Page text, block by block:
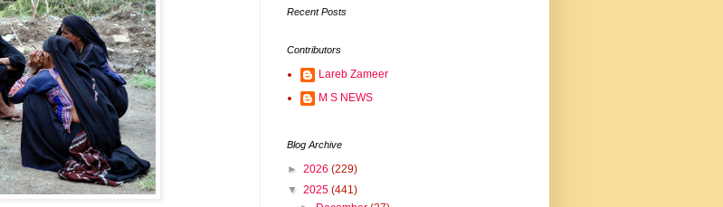
Recent Posts
Contributors
Lareb Zameer
M S NEWS
Blog Archive
► 2026 (229)
▼ 2025 (441)